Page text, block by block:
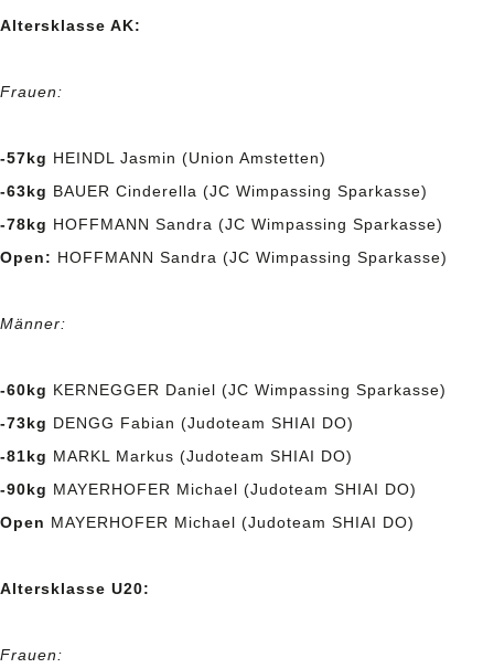
Altersklasse AK:
Frauen:
-57kg HEINDL Jasmin (Union Amstetten)
-63kg BAUER Cinderella (JC Wimpassing Sparkasse)
-78kg HOFFMANN Sandra (JC Wimpassing Sparkasse)
Open: HOFFMANN Sandra (JC Wimpassing Sparkasse)
Männer:
-60kg KERNEGGER Daniel (JC Wimpassing Sparkasse)
-73kg DENGG Fabian (Judoteam SHIAI DO)
-81kg MARKL Markus (Judoteam SHIAI DO)
-90kg MAYERHOFER Michael (Judoteam SHIAI DO)
Open MAYERHOFER Michael (Judoteam SHIAI DO)
Altersklasse U20:
Frauen: